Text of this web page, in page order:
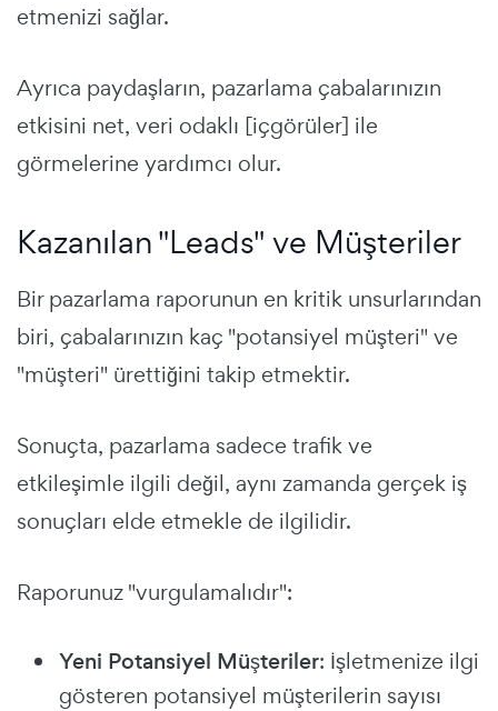
etmenizi sağlar.
Ayrıca paydaşların, pazarlama çabalarınızın
etkisini net, veri odaklı [içgörüler] ile
görmelerine yardımcı olur.
Kazanılan "Leads" ve Müşteriler
Bir pazarlama raporunun en kritik unsurlarından
biri, çabalarınızın kaç "potansiyel müşteri" ve
"müşteri" ürettiğini takip etmektir.
Sonuçta, pazarlama sadece trafik ve
etkileşimle ilgili değil, aynı zamanda gerçek iş
sonuçları elde etmekle de ilgilidir.
Raporunuz "vurgulamalıdır":
Yeni Potansiyel Müşteriler: İşletmenize ilgi
gösteren potansiyel müşterilerin sayısı